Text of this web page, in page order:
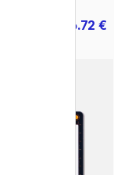
116.72 €